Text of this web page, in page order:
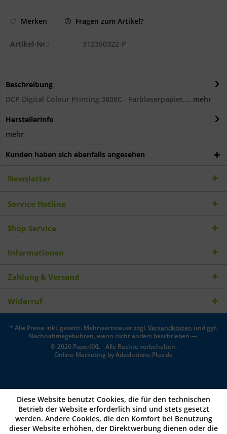
Merken Fragen zum Artikel?
Artikel-Nr.: 312350322-P
Beschreibung
DCP Digital Colour Printing 3808C - Farblaserpapier,... mehr
Herstellerinfo
mehr
Kunden haben sich ebenfalls angesehen
Newsletter
Service Hotline
Shop Service
Informationen
Zahlung & Versand
Widerruf
* Alle Preise inkl. gesetzl. Mehrwertsteuer zzgl.Versandkosten und ggf.
Nachnahmegebühren, wenn nicht anders beschrieben —
© 2026 PaperXXL - Alle Rechte vorbehalten.
Online-Marketing byAdsolutions-Plus.de
Diese Website benutzt Cookies, die für den technischen
Betrieb der Website erforderlich sind und stets gesetzt
werden. Andere Cookies, die den Komfort bei Benutzung
dieser Website erhöhen, der Direktwerbung dienen oder die